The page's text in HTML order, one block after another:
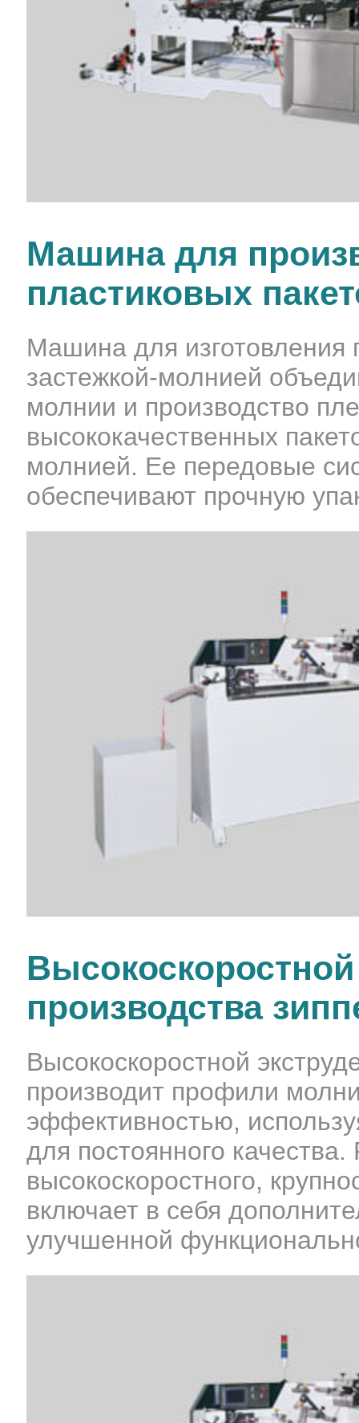
Машина для
пластиковых
Машина для изготовления
застежкой-молнией
молнии и производство
высококачественных
молнией. Ее передовые
обеспечивают прочную
производства
Высокоскоростной
производит профили
эффективностью,
для постоянного
высокоскоростного,
включает в себя
улучшенной